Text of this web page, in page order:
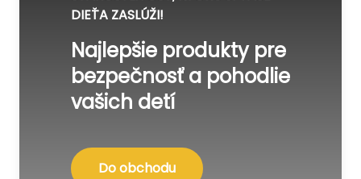
DIEŤA ZASLÚŽI!
Najlepšie produkty pre
bezpečnosť a pohodlie
vašich detí
Do obchodu